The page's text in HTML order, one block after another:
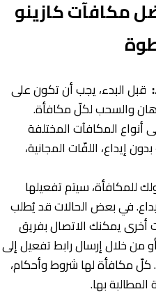
مكافآت كازينو
قبل البدء، يجب أن تكون على
والسحب لكلّ مكافأة.
أنواع المكافآت المختلفة
إيداع، اللفّات المجانية،
للمكافأة، سيتم تفعيلها
في بعض الحالات قد يُطلب
أخرى يمكنك الاتصال بفريق
من خلال إرسال رابط تفعيل إلى
كلّ مكافأة لها شروط وأحكام،
بها.